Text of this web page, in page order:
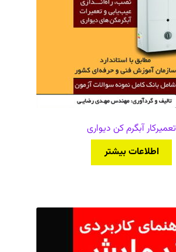
تعمیرکار آبگرم کن دیواری
اطلاعات بیشتر